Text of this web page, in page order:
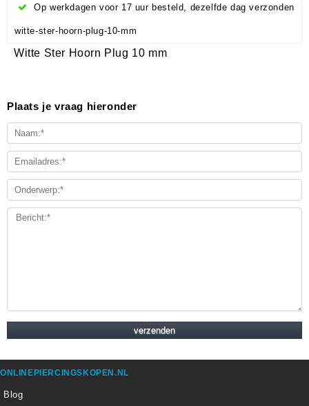
Op werkdagen voor 17 uur besteld, dezelfde dag verzonden
witte-ster-hoorn-plug-10-mm
Witte Ster Hoorn Plug 10 mm
Plaats je vraag hieronder
ONLINEPIERCINGSKOPEN.NL
Blog